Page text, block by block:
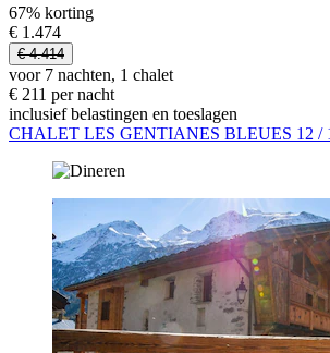
67% korting
€ 1.474
€ 4.414
voor 7 nachten, 1 chalet
€ 211 per nacht
inclusief belastingen en toeslagen
CHALET LES GENTIANES BLEUES 12 /